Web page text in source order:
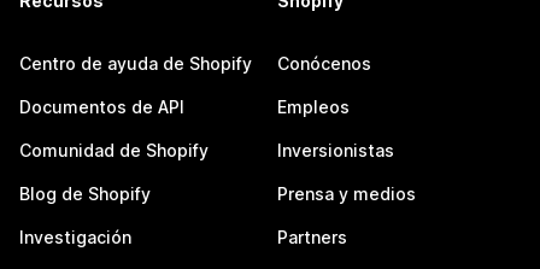
Centro de ayuda de Shopify
Documentos de API
Comunidad de Shopify
Blog de Shopify
Investigación
Conócenos
Empleos
Inversionistas
Prensa y medios
Partners